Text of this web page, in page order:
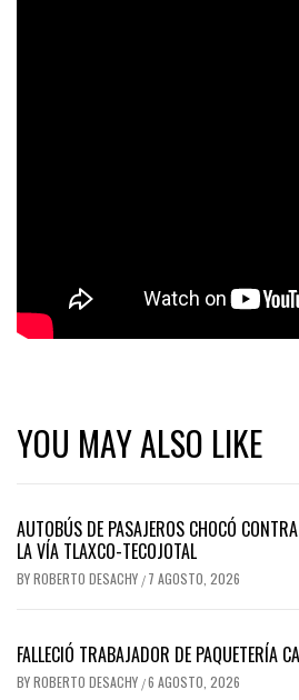
YOU MAY ALSO LIKE
AUTOBÚS DE PASAJEROS CHOCÓ
LA VÍA TLAXCO-TECOJOTAL
BYROBERTO DESACHY / 7 AGOSTO, 2026
FALLECIÓ TRABAJADOR DE PAQUETERÍA
BYROBERTO DESACHY /6 AGOSTO, 2026